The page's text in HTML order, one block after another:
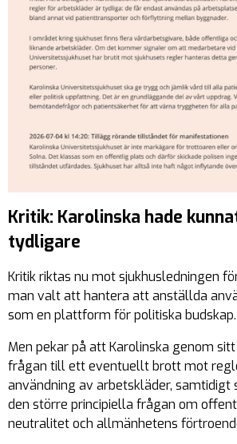
Kritik: Karolinska hade
tydligare
Kritik riktas nu mot sjukhusledningen
man valt att hantera att anställda
som en plattform för politiska budskap.
Men pekar på att Karolinska genom
frågan till ett eventuellt brott mot
användning av arbetskläder, samtidigt
den större principiella frågan om
neutralitet och allmänhetens